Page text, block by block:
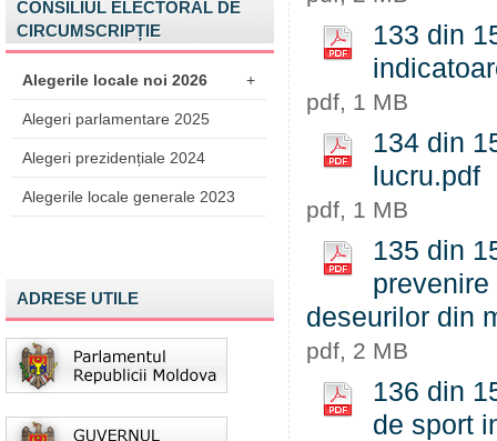
CONSILIUL ELECTORAL DE
CIRCUMSCRIPȚIE
Alegerile locale noi 2026 +
Alegeri parlamentare 2025
Alegeri prezidențiale 2024
Alegerile locale generale 2023
ADRESE UTILE
133 din
pdf, 1 MB
134 din
lucru.pdf
pdf, 1 MB
135 din
deseurilor din
pdf, 2 MB
136 din
de sport